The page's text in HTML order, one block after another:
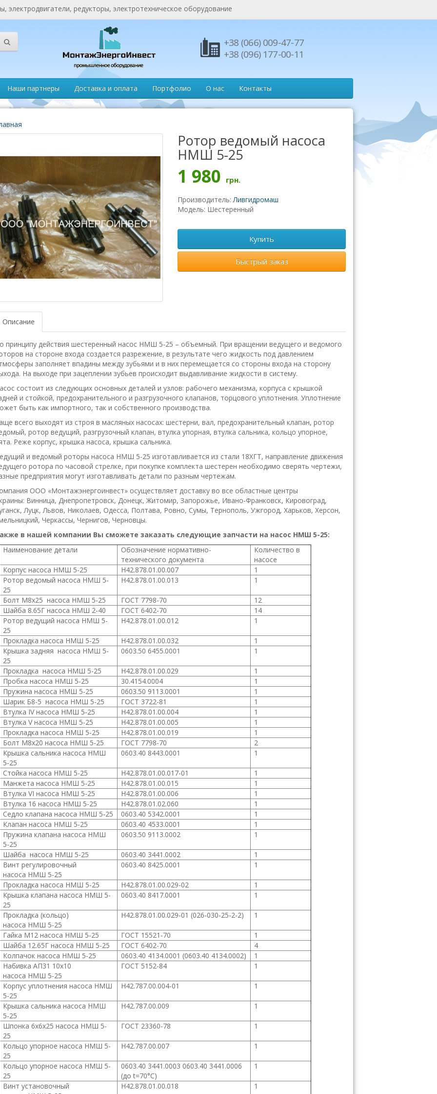
редукторы, электротехническое оборудование
+38 (066) 009-47-77
+38 (096) 177-00-11
Наши партнеры Доставка и оплата Портфолио О нас Контакты
Ротор ведомый насоса
НМШ 5-25
1 980 грн.
Производитель:Ливгидромаш
Модель: Шестеренный
Купить
Быстрый заказ
Описание
принципу действия шестеренный насос НМШ 5-25 – объемный. При вращении ведущего и ведомого
на стороне входа создается разрежение, в результате чего жидкость под давлением
заполняет впадины между зубьями и в них перемещается со стороны входа на сторону
На выходе при зацеплении зубьев происходит выдавливание жидкости в систему.
состоит из следующих основных деталей и узлов: рабочего механизма, корпуса с крышкой
и стойкой, предохранительного и разгрузочного клапанов, торцового уплотнения. Уплотнение
быть как импортного, так и собственного производства.
всего выходят из строя в масляных насосах: шестерни, вал, предохранительный клапан, ротор
ротор ведущий, разгрузочный клапан, втулка упорная, втулка сальника, кольцо упорное,
Реже корпус, крышка насоса, крышка сальника.
и ведомый роторы насоса НМШ 5-25 изготавливается из стали 18ХГТ, направление движения
ротора по часовой стрелке, при покупке комплекта шестерен необходимо сверять чертежи,
предприятия могут изготавливать детали по разным чертежам.
омпания ООО «Монтажэнергоинвест» осуществляет доставку во все областные центры
Винница, Днепропетровск, Донецк, Житомир, Запорожье, Ивано-Франковск, Кировоград,
Луцк, Львов, Николаев, Одесса, Полтава, Ровно, Сумы, Тернополь, Ужгород, Харьков, Херсон,
Черкассы, Чернигов, Черновцы.
в нашей компании Вы сможете заказать следующие запчасти на насос НМШ 5-25:
Наименование детали
Обозначение нормативно-
технического документа
Количество в
насосе
Корпус насоса НМШ 5-25 Н42.878.01.00.007
1
Ротор ведомый насоса НМШ 5-
25
Н42.878.01.00.013 1
Болт М8х25 насоса НМШ 5-25 ГОСТ 7798-70
12
Шайба 8.65Г насоса НМШ 2-40 ГОСТ 6402-70
14
Ротор ведущий насоса НМШ 5-
25
Н42.878.01.00.012 1
Прокладка насоса НМШ 5-25 Н42.878.01.00.032
1
Крышка задняя насоса НМШ 5-
25
0603.50 6455.0001 1
Прокладка насоса НМШ 5-25 Н42.878.01.00.029
1
Пробка насоса НМШ 5-25 30.4154.0004
1
Пружина насоса НМШ 5-25 0603.50 9113.0001
1
Шарик Б8-5 насоса НМШ 5-25 ГОСТ 3722-81
1
Втулка IV насоса НМШ 5-25 Н42.878.01.00.004
1
Втулка V насоса НМШ 5-25 Н42.878.01.00.005
1
Прокладка насоса НМШ 5-25 Н42.878.01.00.019
1
Болт М8х20 насоса НМШ 5-25 ГОСТ 7798-70
2
Крышка сальника насоса НМШ
5-25
0603.40 8443.0001 1
Стойка насоса НМШ 5-25 Н42.878.01.00.017-01
1
Манжета насоса НМШ 5-25 Н42.878.01.00.015
1
Втулка VI насоса НМШ 5-25 Н42.878.01.00.006
1
Втулка 16 насоса НМШ 5-25 Н42.878.01.02.060
1
Седло клапана насоса НМШ 5-25 0603.40 5342.0001
1
Клапан насоса НМШ 5-25 0603.40 4533.0001
1
Пружина клапана насоса НМШ
5-25
0603.50 9113.0002 1
Шайба насоса НМШ 5-25 0603.40 3441.0002
1
Винт регулировочный
насоса НМШ 5-25
0603.40 8425.0001 1
Прокладка насоса НМШ 5-25 Н42.878.01.00.029-02
1
Крышка клапана насоса НМШ 5-
25
0603.40 8417.0001 1
Прокладка (кольцо)
насоса НМШ 5-25
Н42.878.01.00.029-01 (026-030-25-2-2) 1
Гайка М12 насоса НМШ 5-25 ГОСТ 15521-70
1
Шайба 12.65Г насоса НМШ 5-25 ГОСТ 6402-70
4
Колпачок насоса НМШ 5-25 0603.40 4134.0001 (0603.40 4134.0002)
1
Набивка АП31 10х10
насоса НМШ 5-25
ГОСТ 5152-84 1
Корпус уплотнения насоса НМШ
5-25
Н42.787.00.004-01 1
Крышка сальника насоса НМШ
5-25
Н42.787.00.009 1
Шпонка 6х6х25 насоса НМШ 5-
25
ГОСТ 23360-78 1
Кольцо упорное насоса НМШ 5-
25
Н42.787.00.007 1
Кольцо упорное насоса НМШ 5-
25
0603.40 3441.0003 0603.40 3441.0006
(до t=70°С)
1
Винт установочный
Н42.878.01.00.018 1